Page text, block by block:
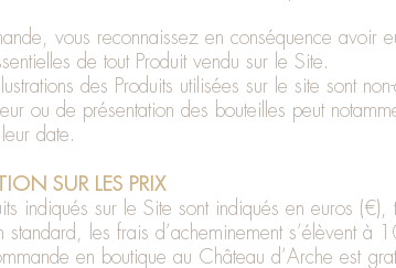
vous reconnaissez en conséquence avoir
de tout Produit vendu sur le Site.
des Produits utilisées sur le site sont
ou de présentation des bouteilles peut
date.
SUR LES PRIX
indiqués sur le Site sont indiqués en euros (€),
standard, les frais d’acheminement s’élèvent à
en boutique au Château d’Arche est